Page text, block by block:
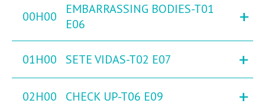
00H00
EMBARRASSING BODIES-T01
E06
+
01H00 SETE VIDAS-T02 E07 +
02H00 CHECK UP-T06 E09 +